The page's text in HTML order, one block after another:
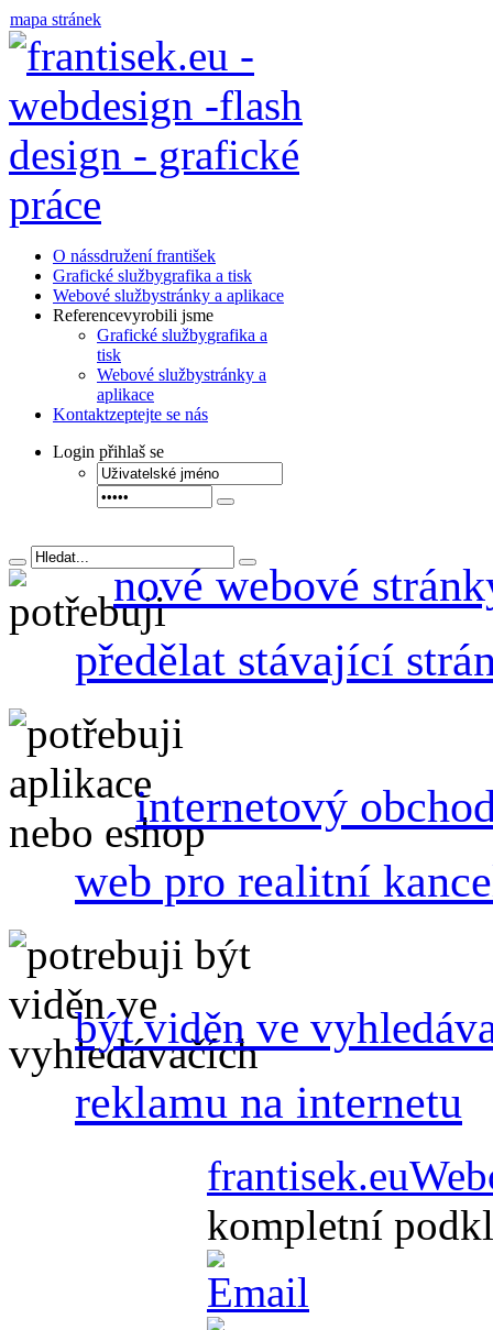
mapa stránek
O nássdružení františek
Grafické službygrafika a tisk
Webové službystránky a aplikace
Referencevyrobili jsme
Grafické službygrafika a
tisk
Webové službystránky a
aplikace
Kontaktzeptejte se nás
Login přihlaš se
nové webové
předělat stávající
internetový
web pro realitní
být viděn ve
reklamu na internetu
frantisek.eu
kompletní